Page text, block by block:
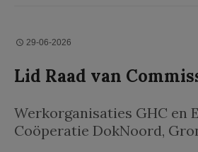
29-06-2026
Lid Raad van
Werkorganisaties GHC en
Coöperatie DokNoord,